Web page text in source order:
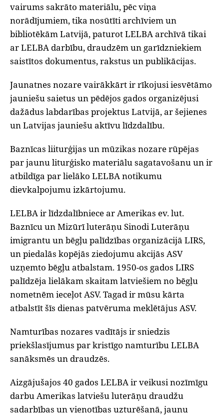
vairums sakrāto materiālu, pēc viņa
norādījumiem, tika nosūtīti archīviem un
bibliotēkām Latvijā, paturot LELBA archīvā tikai
ar LELBA darbību, draudzēm un garīdzniekiem
saistītos dokumentus, rakstus un publikācijas.
‌Jaunatnes nozare vairākkārt ir rīkojusi iesvētāmo
jauniešu saietus un pēdējos gados organizējusi
dažādus labdarības projektus Latvijā, ar šejienes
un Latvijas jauniešu aktīvu līdzdalību.
‌Baznīcas liiturģijas un mūzikas nozare rūpējas
par jaunu liturģisko materiālu sagatavošanu un ir
atbildīga par lielāko LELBA notikumu
dievkalpojumu izkārtojumu.
‌LELBA ir līdzdalībniece ar Amerikas ev. lut.
Baznīcu un Mizūrī luterāņu Sinodi Luterāņu
imigrantu un bēgļu palīdzības organizācijā LIRS,
un piedalās kopējās ziedojumu akcijās ASV
uzņemto bēgļu atbalstam. 1950-os gados LIRS
palīdzēja lielākam skaitam latviešiem no bēgļu
nometnēm ieceļot ASV. Tagad ir mūsu kārta
atbalstīt šīs dienas patvēruma meklētājus ASV.
‌Namturības nozares vadītājs ir sniedzis
priekšlasījumus par kristīgo namturību LELBA
sanāksmēs un draudzēs.
‌Aizgājušajos 40 gados LELBA ir veikusi nozīmīgu
darbu Amerikas latviešu luterāņu draudžu
sadarbības un vienotības uzturēšanā, jaunu